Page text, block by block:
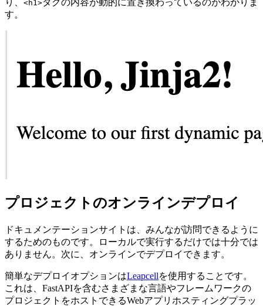
り、 <h1>タグの内容が動的に置き換わっているのがわかりま
す。
プロジェクトのオンラインデプロイ
ドキュメンテーションサイトは、みんなが訪問できるように
するためのものです。ローカルで実行するだけでは十分では
ありません。次に、オンラインでデプロイできます。
簡単なデプロイオプションはLeapcellを使用することです。
これは、FastAPIを含むさまざまな言語やフレームワークの
プロジェクトをホストできるWebアプリホスティングプラッ